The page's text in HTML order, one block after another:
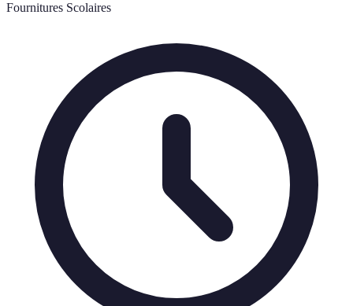
Fournitures Scolaires